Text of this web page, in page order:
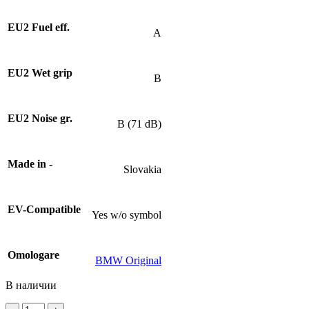
EU2 Fuel eff. A
EU2 Wet grip B
EU2 Noise gr. B (71 dB)
Made in - Slovakia
EV-Compatible Yes w/o symbol
Omologare BMW Original
В наличии